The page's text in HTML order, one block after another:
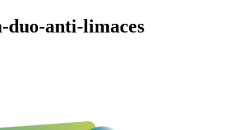
duo-anti-limaces